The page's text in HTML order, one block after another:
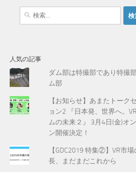
検
人気の記事
ダム部は特撮部であり特撮
ム部
【お知らせ】あまたトーク
ョン2 『日本発、世界へ。
ムの未来２』 3月4日(金)オ
ン開催決定！
【GDC2019 特集②】VR市
長、まだまだこれから